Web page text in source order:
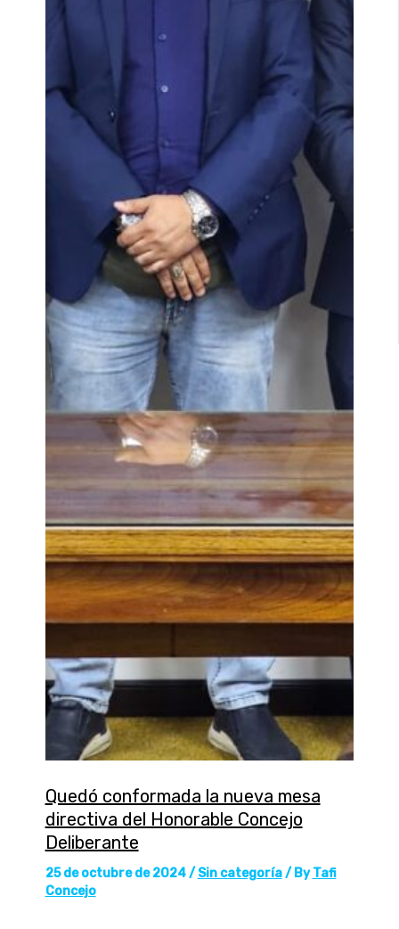
Quedó conformada la nueva mesa
directiva del Honorable Concejo
Deliberante
25 de octubre de 2024/ Sin categoría/ ByTafi
Concejo